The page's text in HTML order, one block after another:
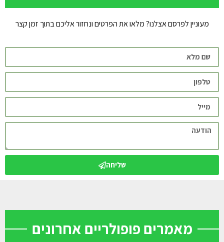
מעוניין לפרסם אצלנו? מלאו את הפרטים ונחזור אליכם בתוך זמן קצר
שליחה
מאמרים פופולריים אחרונים